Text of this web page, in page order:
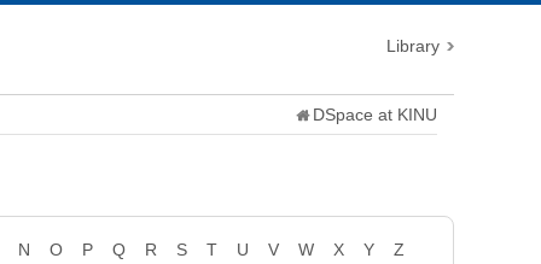
Library
DSpace at KINU
N O P Q R S T U V W X Y
Z